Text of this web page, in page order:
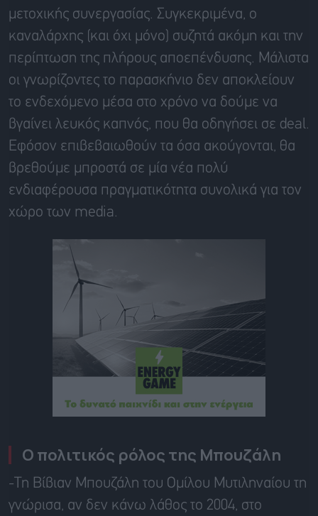
μετοχικής συνεργασίας. Συγκεκριμένα, ο
καναλάρχης (και όχι μόνο) συζητά ακόμη και την
περίπτωση της πλήρους αποεπένδυσης. Μάλιστα
οι γνωρίζοντες το παρασκήνιο δεν αποκλείουν
το ενδεχόμενο μέσα στο χρόνο να δούμε να
βγαίνει λευκός καπνός, που θα οδηγήσει σε deal.
Εφόσον επιβεβαιωθούν τα όσα ακούγονται, θα
βρεθούμε μπροστά σε μία νέα πολύ
ενδιαφέρουσα πραγματικότητα συνολικά για τον
χώρο των media.
Ο πολιτικός ρόλος της Μπουζάλη
-Τη Βίβιαν Μπουζάλη του Ομίλου Μυτιληναίου τη
γνώρισα, αν δεν κάνω λάθος το 2004, στο